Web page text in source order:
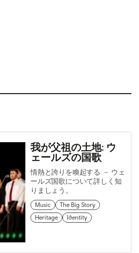
我が父祖の土地: ウ
ェールズの国歌
情熱と誇りを喚起する － ウェ
ールズ国歌について詳しく知
りましょう。
Music
The Big Story
Heritage
Identity